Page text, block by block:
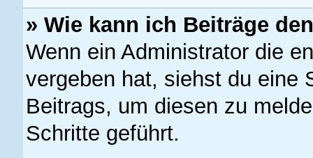
» Wie kann ich Beiträge
Wenn ein Administrator die
vergeben hat, siehst du eine
Beitrags, um diesen zu
Schritte geführt.